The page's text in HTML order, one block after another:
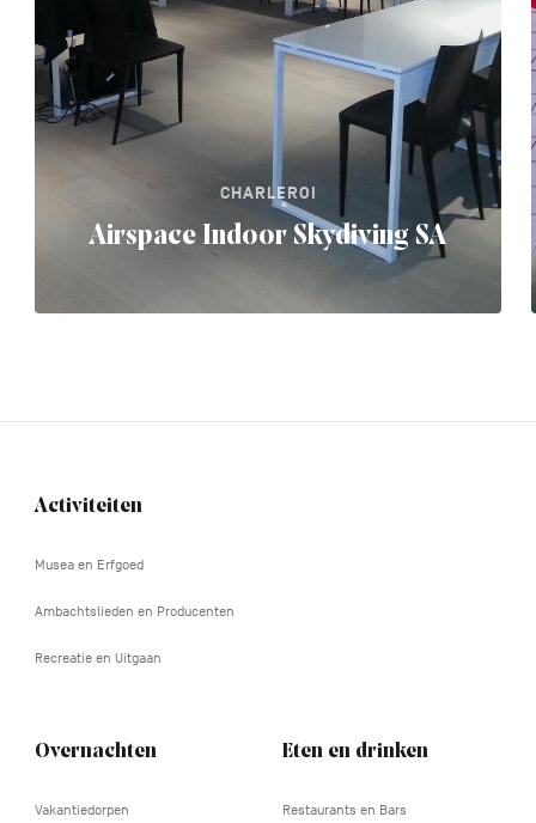
CHARLEROI
Airspace Indoor Skydiving SA
Navigation
Activiteiten
Musea en Erfgoed
Ambachtslieden en Producenten
Recreatie en Uitgaan
Overnachten
Vakantiedorpen
Eten en drinken
Restaurants en Bars